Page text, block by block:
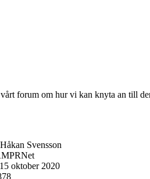
forum om hur vi kan knyta an till
Håkan Svensson
oktober 2020